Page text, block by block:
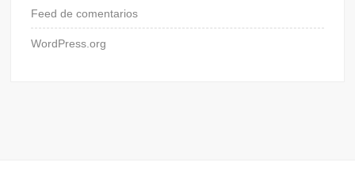
Feed de comentarios
WordPress.org